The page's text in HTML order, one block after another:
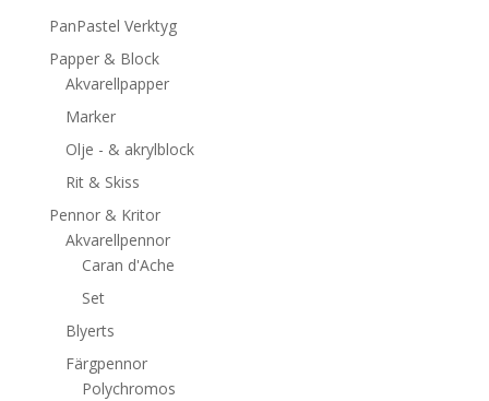
PanPastel Verktyg
Papper & Block
Akvarellpapper
Marker
Olje - & akrylblock
Rit & Skiss
Pennor & Kritor
Akvarellpennor
Caran d'Ache
Set
Blyerts
Färgpennor
Polychromos